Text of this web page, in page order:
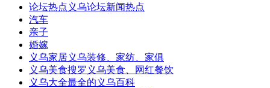
论坛热点 义乌论坛新闻热点
汽车
亲子
婚嫁
义乌家居义乌装修、家纺、家俱
义乌美食搜罗义乌美食、网红餐饮
义乌大全最全的义乌百科